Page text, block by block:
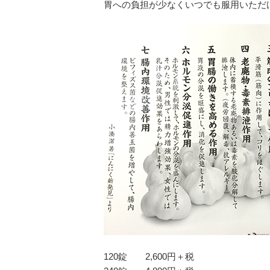
胃への負担が少なくいつでも服用いただ
120錠 2,600円＋税